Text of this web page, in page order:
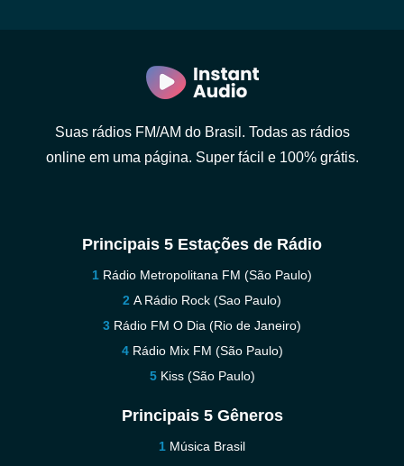
Suas rádios FM/AM do Brasil. Todas as rádios
online em uma página. Super fácil e 100% grátis.
Principais 5 Estações de Rádio
Rádio Metropolitana FM (São Paulo)
A Rádio Rock (Sao Paulo)
Rádio FM O Dia (Rio de Janeiro)
Rádio Mix FM (São Paulo)
Kiss (São Paulo)
Principais 5 Gêneros
Música Brasil